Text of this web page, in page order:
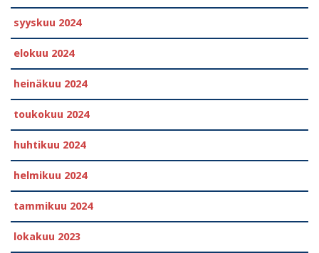
syyskuu 2024
elokuu 2024
heinäkuu 2024
toukokuu 2024
huhtikuu 2024
helmikuu 2024
tammikuu 2024
lokakuu 2023